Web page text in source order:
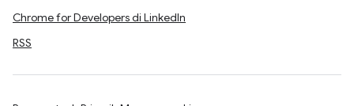
Chrome for Developers di LinkedIn
RSS